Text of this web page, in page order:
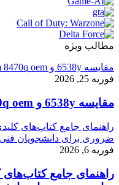
مطالب ویژه
مقایسه 6538y و intel xeon platinum 8470q oem
فوریه 25, 2026
مقایسه 6538y و intel xeon platinum 8470q oem
راهنمای جامع کتاب‌های
ضروری برای دانشجویان
فوریه 6, 2026
راهنمای جامع